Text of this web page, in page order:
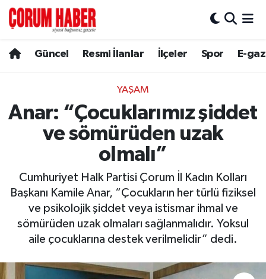
Güncel Resmi İlanlar İlçeler Spor E-
YAŞAM
Anar: “Çocuklarımız şiddet
ve sömürüden uzak
olmalı”
Cumhuriyet Halk Partisi Çorum İl Kadın Kolları
Başkanı Kamile Anar, “Çocukların her türlü fiziksel
ve psikolojik şiddet veya istismar ihmal ve
sömürüden uzak olmaları sağlanmalıdır. Yoksul
aile çocuklarına destek verilmelidir” dedi.
Spor
Resmi İlanlar
Alaca
Boğazkale
Dodurga
Hava Durumu
Çorum Namaz Vakitleri
Trafik Durumu
Tüm Manşetler
Son Dakika Haberleri